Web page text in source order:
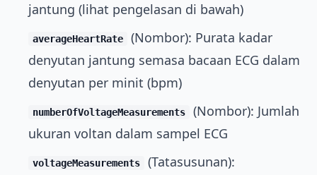
jantung (lihat pengelasan di bawah)
averageHeartRate
(Nombor): Purata kadar
denyutan jantung semasa bacaan ECG dalam
denyutan per minit (bpm)
numberOfVoltageMeasurements
(Nombor): Jumlah
ukuran voltan dalam sampel ECG
voltageMeasurements
(Tatasusunan):